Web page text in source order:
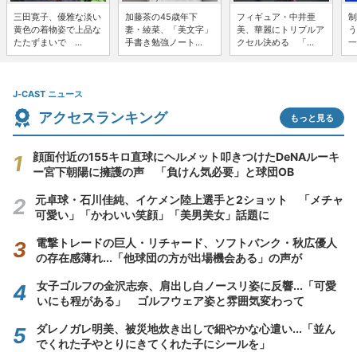
三田寛子、優雅な淡い
黄色の着物姿で上品な
たたずまいで ...
加藤茶の45歳年下
妻・綾菜、「美文字」
手書き勉強ノート...
フィギュア・中井亜
美、華麗にトリプルア
クセル決める 「...
J-CAST ニュース
アクセスランキング もっと見る
顔面付近の155キロ直球にヘルメット叩きつけたDeNAルーキ
ー宮下朝陽に擁護の声 「負けん気必要」と球団OB
元卓球・石川佳純、イケメン陸上選手と2ショット 「メチャ
可愛い」「かわいい笑顔」「美男美女」話題に
電撃トレードの巨人・リチャード、ソフトバンク・秋広優人
の存在感薄れ...「他球団の方が出場機会ある」の声が
女子ゴルフの金沢志奈、肩出し白ノースリ姿に反響...「可愛
いにも程がある」 ゴルフウェア姿と雰囲気変わって
ダレノガレ明美、被災地炊き出しで細やかな心遣い...「並ん
でくれた子やとりにきてくれた子にシールを」